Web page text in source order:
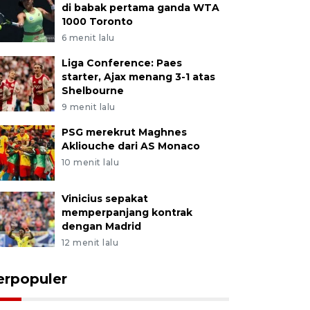
di babak pertama ganda WTA
1000 Toronto
6 menit lalu
Liga Conference: Paes
starter, Ajax menang 3-1 atas
Shelbourne
9 menit lalu
PSG merekrut Maghnes
Akliouche dari AS Monaco
10 menit lalu
Vinicius sepakat
memperpanjang kontrak
dengan Madrid
12 menit lalu